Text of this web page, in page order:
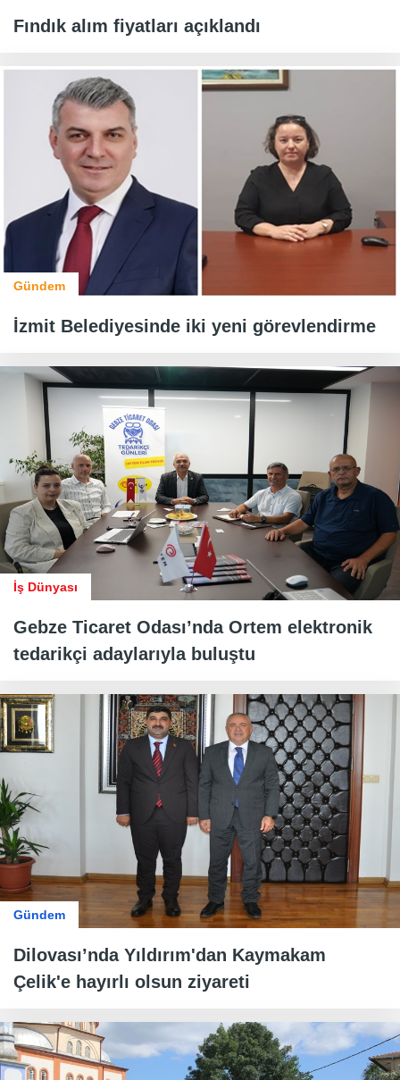
Fındık alım fiyatları açıklandı
Gündem
İzmit Belediyesinde iki yeni görevlendirme
İş Dünyası
Gebze Ticaret Odası’nda Ortem elektronik
tedarikçi adaylarıyla buluştu
Gündem
Dilovası’nda Yıldırım'dan Kaymakam
Çelik'e hayırlı olsun ziyareti